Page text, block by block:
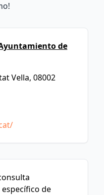
de
Vella, 08002
de